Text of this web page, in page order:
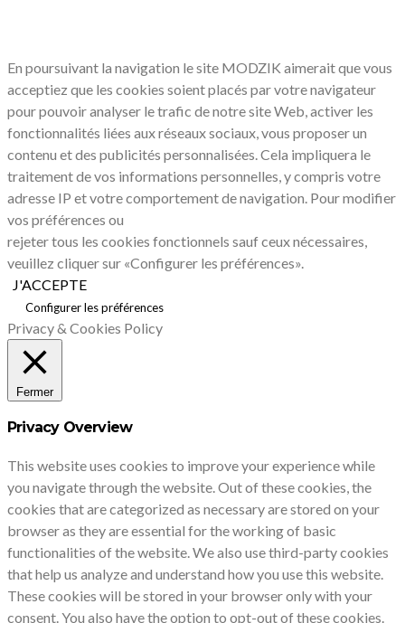
En poursuivant la navigation le site MODZIK aimerait que vous
acceptiez que les cookies soient placés par votre navigateur
pour pouvoir analyser le trafic de notre site Web, activer les
fonctionnalités liées aux réseaux sociaux, vous proposer un
contenu et des publicités personnalisées. Cela impliquera le
traitement de vos informations personnelles, y compris votre
adresse IP et votre comportement de navigation. Pour modifier
vos préférences ou
rejeter tous les cookies fonctionnels sauf ceux nécessaires,
veuillez cliquer sur «Configurer les préférences».
J'ACCEPTE
Configurer les préférences
Privacy & Cookies Policy
Fermer
Privacy Overview
This website uses cookies to improve your experience while
you navigate through the website. Out of these cookies, the
cookies that are categorized as necessary are stored on your
browser as they are essential for the working of basic
functionalities of the website. We also use third-party cookies
that help us analyze and understand how you use this website.
These cookies will be stored in your browser only with your
consent. You also have the option to opt-out of these cookies.